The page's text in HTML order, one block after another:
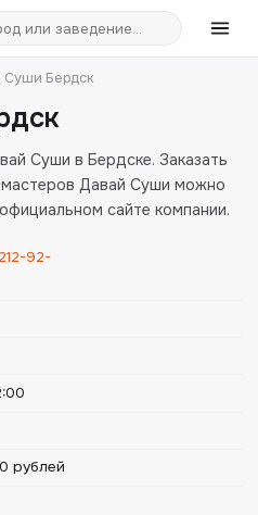
Суши Бердск
Суши в Бердске. Заказать
Давай Суши можно
сайте компании.
92-
рублей